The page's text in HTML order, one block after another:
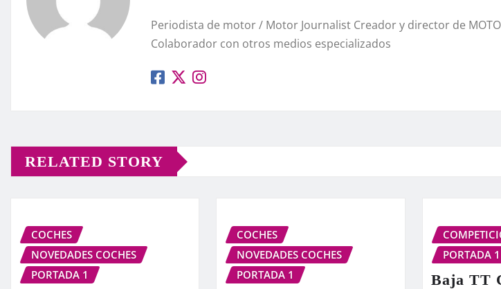
Periodista de motor / Motor Journalist Creador y director de
Colaborador con otros medios especializados
RELATED STORY
COCHES
NOVEDADES COCHES
PORTADA 1
COCHES
NOVEDADES COCHES
PORTADA 1
PORTADA 1
Baja TT